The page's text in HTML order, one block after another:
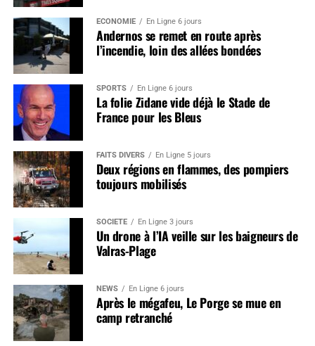
ÉCONOMIE En Ligne 6 jours
Andernos se remet en route après
l’incendie, loin des allées bondées
SPORTS En Ligne 6 jours
La folie Zidane vide déjà le Stade de
France pour les Bleus
FAITS DIVERS En Ligne 5 jours
Deux régions en flammes, des pompiers
toujours mobilisés
SOCIÉTÉ En Ligne 3 jours
Un drone à l’IA veille sur les baigneurs de
Valras-Plage
NEWS En Ligne 6 jours
Après le mégafeu, Le Porge se mue en
camp retranché